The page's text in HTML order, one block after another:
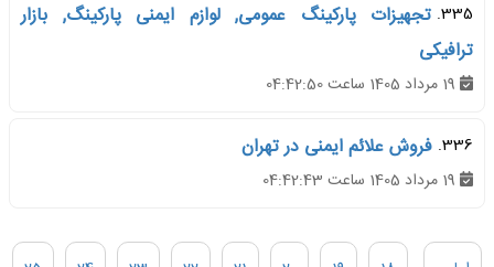
335. تجهیزات پارکینگ عمومی, لوازم ایمنی پارکینگ, بازار
ترافیکی
336. فروش علائم ایمنی در تهران